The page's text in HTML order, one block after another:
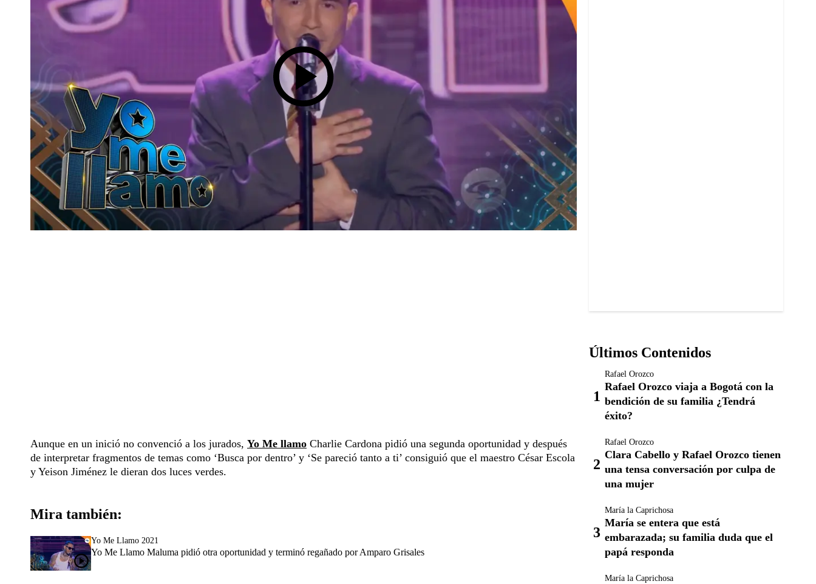
Aunque en un inició no convenció a los jurados, Yo Me llamo Charlie Cardona pidió una segunda oportunidad y después
de interpretar fragmentos de temas como ‘Busca por dentro’ y ‘Se pareció tanto a ti’ consiguió que el maestro César Escola
y Yeison Jiménez le dieran dos luces verdes.
Mira también:
Yo Me Llamo 2021
Yo Me Llamo Maluma pidió otra oportunidad y terminó regañado por Amparo Grisales
Últimos Contenidos
Rafael Orozco
Rafael Orozco viaja a Bogotá con la
bendición de su familia ¿Tendrá
éxito?
Rafael Orozco
Clara Cabello y Rafael Orozco tienen
una tensa conversación por culpa de
una mujer
María la Caprichosa
María se entera que está
embarazada; su familia duda que el
papá responda
María la Caprichosa